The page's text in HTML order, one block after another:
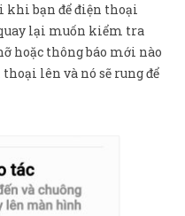
khi bạn để điện thoại
lại muốn kiểm tra
hoặc thông báo mới nào
lên và nó sẽ rung để